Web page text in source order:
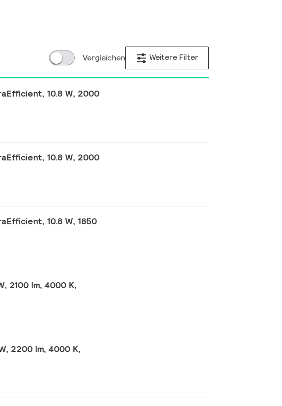
Vergleichen Weitere Filter
10.8 W, 2000
10.8 W, 2000
10.8 W, 1850
2100 lm, 4000 K,
2200 lm, 4000 K,